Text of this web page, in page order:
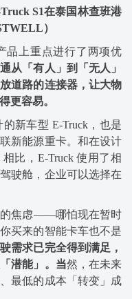
S1在泰国林查班港
）
品上重点进行了两项优
从「有人」到「无人」
道路的连接器，让大物
更容易。
新车型 E-Truck，也是
新能源重卡。和在设计
比，E-Truck 使用了相
驶舱，企业可以选择在
的焦虑——哪怕现在暂时
买来的智能卡车也不是
需求已完全得到满足，
潜能」。当然，在未来
最低的成本「转变」成